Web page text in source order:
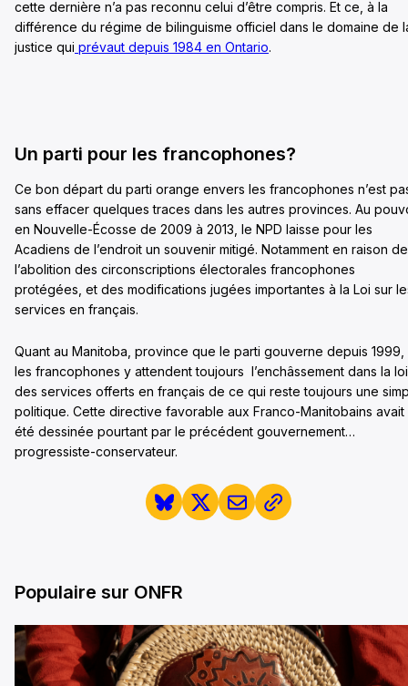
cette dernière n’a pas reconnu celui d’être compris. Et ce, à la
différence du régime de bilinguisme officiel dans le domaine de
justice qui prévaut depuis 1984 en Ontario.
Un parti pour les francophones?
Ce bon départ du parti orange envers les francophones n’est
sans effacer quelques traces dans les autres provinces. Au
en Nouvelle-Écosse de 2009 à 2013, le NPD laisse pour les
Acadiens de l’endroit un souvenir mitigé. Notamment en raison de
l’abolition des circonscriptions électorales francophones
protégées, et des modifications jugées importantes à la Loi sur
services en français.
Quant au Manitoba, province que le parti gouverne depuis 1999,
les francophones y attendent toujours l’enchâssement dans la loi
des services offerts en français de ce qui reste toujours une
politique. Cette directive favorable aux Franco-Manitobains avait
été dessinée pourtant par le précédent gouvernement…
progressiste-conservateur.
Populaire sur ONFR